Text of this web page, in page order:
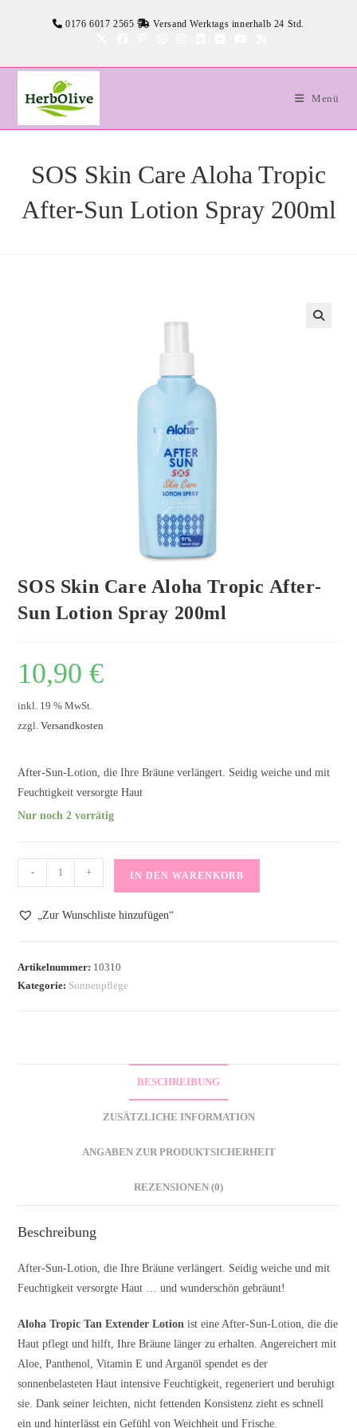
0176 6017 2565 Versand Werktags innerhalb 24 Std.
Menü
SOS Skin Care Aloha Tropic
After-Sun Lotion Spray 200ml
SOS Skin Care Aloha Tropic After-
Sun Lotion Spray 200ml
10,90€
inkl. 19 % MwSt.
zzgl.Versandkosten
After-Sun-Lotion, die Ihre Bräune verlängert. Seidig weiche und mit
Feuchtigkeit versorgte Haut
Nur noch 2 vorrätig
Skin
Care
After-
Sun
- + IN DEN WARENKORB
„Zur Wunschliste hinzufügen“
Artikelnummer: 10310
Kategorie: Sonnenpflege
BESCHREIBUNG
ZUSÄTZLICHE INFORMATION
ANGABEN ZUR PRODUKTSICHERHEIT
REZENSIONEN (0)
Beschreibung
After-Sun-Lotion, die Ihre Bräune verlängert. Seidig weiche und mit
Feuchtigkeit versorgte Haut … und wunderschön gebräunt!
Aloha Tropic Tan Extender Lotion ist eine After-Sun-Lotion, die die
Haut pflegt und hilft, Ihre Bräune länger zu erhalten. Angereichert mit
Aloe, Panthenol, Vitamin E und Arganöl spendet es der
sonnenbelasteten Haut intensive Feuchtigkeit, regeneriert und beruhigt
sie. Dank seiner leichten, nicht fettenden Konsistenz zieht es schnell
ein und hinterlässt ein Gefühl von Weichheit und Frische.